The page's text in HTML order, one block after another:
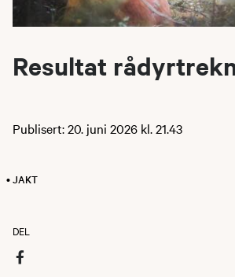
Resultat
Publisert: 20. juni 2026 kl. 21.43
• JAKT
DEL